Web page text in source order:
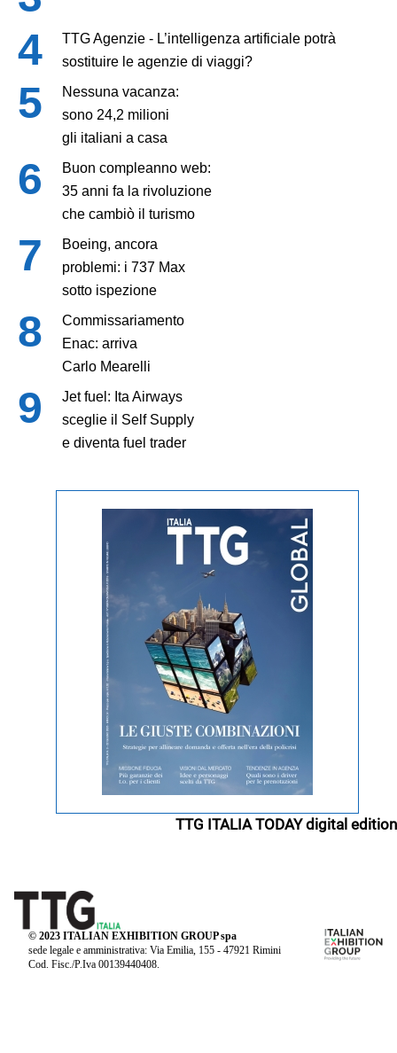
TTG Agenzie - L’intelligenza artificiale potrà
sostituire le agenzie di viaggi?
Nessuna vacanza:
sono 24,2 milioni
gli italiani a casa
Buon compleanno web:
35 anni fa la rivoluzione
che cambiò il turismo
Boeing, ancora
problemi: i 737 Max
sotto ispezione
Commissariamento
Enac: arriva
Carlo Mearelli
Jet fuel: Ita Airways
sceglie il Self Supply
e diventa fuel trader
TTG ITALIA TODAY digital edition
© 2023 ITALIAN EXHIBITION GROUP spa
sede legale e amministrativa: Via Emilia, 155 - 47921 Rimini
Cod. Fisc./P.Iva 00139440408.